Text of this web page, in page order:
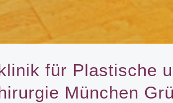
für Plastische
München